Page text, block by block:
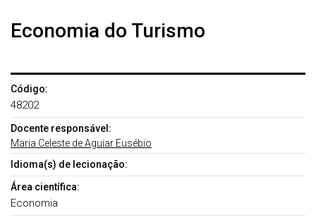
Economia do Turismo
Código:
48202
Docente responsável:
Maria Celeste de Aguiar Eusébio
Idioma(s) de lecionação:
Área científica:
Economia